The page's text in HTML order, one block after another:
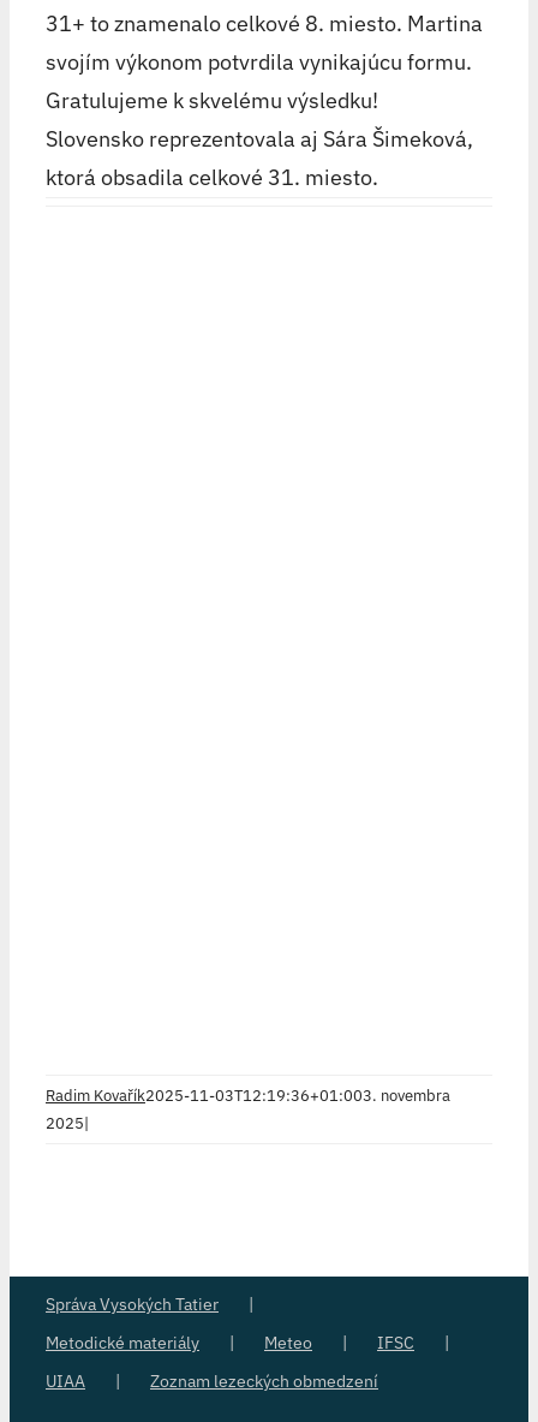
31+ to znamenalo celkové 8. miesto. Martina
svojím výkonom potvrdila vynikajúcu formu.
Gratulujeme k skvelému výsledku!
Slovensko reprezentovala aj Sára Šimeková,
ktorá obsadila celkové 31. miesto.
Radim Kovařík2025-11-03T12:19:36+01:003. novembra
2025|
Správa Vysokých Tatier
Metodické materiály
Meteo
IFSC
UIAA
Zoznam lezeckých obmedzení